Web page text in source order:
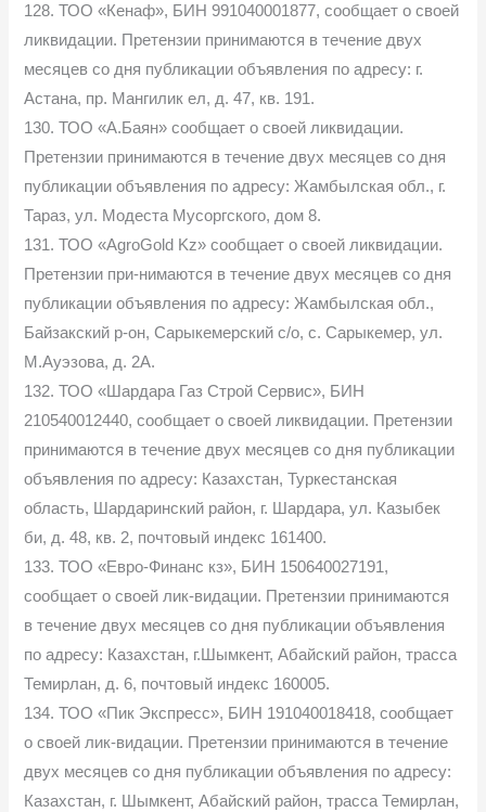
128. ТОО «Кенаф», БИН 991040001877, сообщает о своей
ликвидации. Претензии принимаются в течение двух
месяцев со дня публикации объявления по адресу: г.
Астана, пр. Мангилик ел, д. 47, кв. 191.
130. ТОО «А.Баян» сообщает о своей ликвидации.
Претензии принимаются в течение двух месяцев со дня
публикации объявления по адресу: Жамбылская обл., г.
Тараз, ул. Модеста Мусоргского, дом 8.
131. ТОО «AgroGold Kz» сообщает о своей ликвидации.
Претензии при-нимаются в течение двух месяцев со дня
публикации объявления по адресу: Жамбылская обл.,
Байзакский р-он, Сарыкемерский с/о, с. Сарыкемер, ул.
М.Ауэзова, д. 2А.
132. ТОО «Шардара Газ Строй Сервис», БИН
210540012440, сообщает о своей ликвидации. Претензии
принимаются в течение двух месяцев со дня публикации
объявления по адресу: Казахстан, Туркестанская
область, Шардаринский район, г. Шардара, ул. Казыбек
би, д. 48, кв. 2, почтовый индекс 161400.
133. ТОО «Евро-Финанс кз», БИН 150640027191,
сообщает о своей лик-видации. Претензии принимаются
в течение двух месяцев со дня публикации объявления
по адресу: Казахстан, г.Шымкент, Абайский район, трасса
Темирлан, д. 6, почтовый индекс 160005.
134. ТОО «Пик Экспресс», БИН 191040018418, сообщает
о своей лик-видации. Претензии принимаются в течение
двух месяцев со дня публикации объявления по адресу:
Казахстан, г. Шымкент, Абайский район, трасса Темирлан,